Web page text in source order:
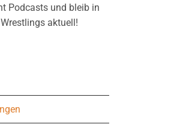
Podcasts und bleib in
aktuell!